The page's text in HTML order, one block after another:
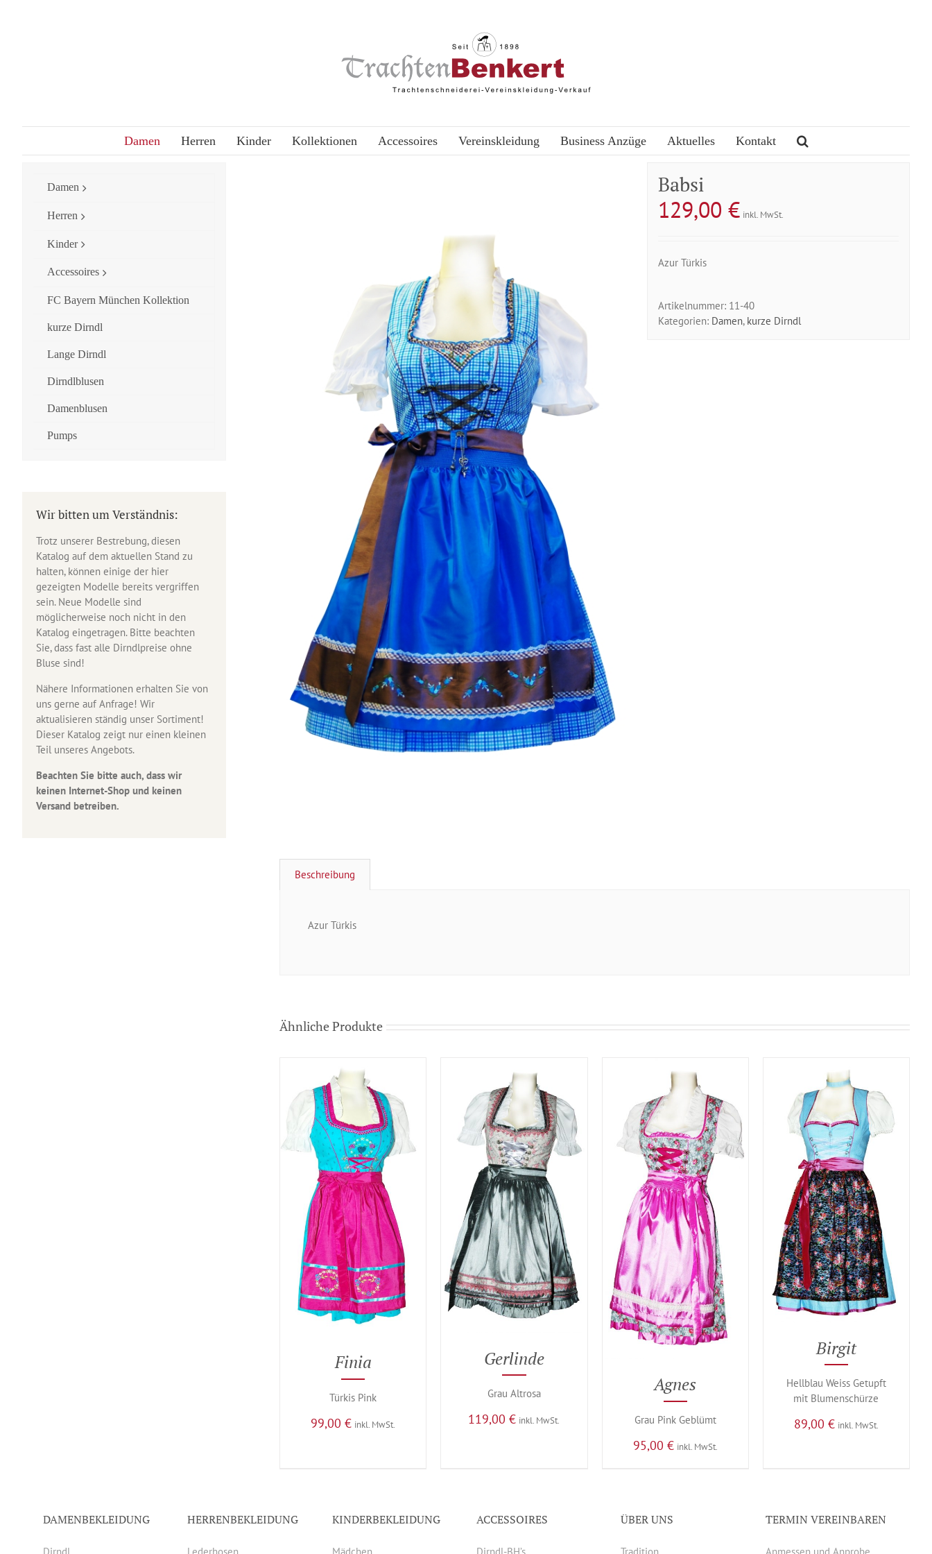
Damen Herren Kinder Kollektionen Accessoires Vereinskleidung Business Anzüge Aktuelles Kontakt
Babsi
129,00€ inkl. MwSt.
Azur Türkis
Artikelnummer: 11-40
Kategorien: Damen, kurze Dirndl
Beschreibung
Azur Türkis
Ähnliche Produkte
Finia
Türkis Pink
99,00€ inkl. MwSt.
Gerlinde
Grau Altrosa
119,00€ inkl. MwSt.
Agnes
Grau Pink Geblümt
95,00 € inkl. MwSt.
Birgit
Hellblau Weiss Getupft
mit Blumenschürze
89,00 € inkl. MwSt.
Damen
Herren
Kinder
Accessoires
FC Bayern München Kollektion
kurze Dirndl
Lange Dirndl
Dirndlblusen
Damenblusen
Pumps
Wir bitten um Verständnis:
Trotz unserer Bestrebung, diesen
Katalog auf dem aktuellen Stand zu
halten, können einige der hier
gezeigten Modelle bereits vergriffen
sein. Neue Modelle sind
möglicherweise noch nicht in den
Katalog eingetragen. Bitte beachten
Sie, dass fast alle Dirndlpreise ohne
Bluse sind!
Nähere Informationen erhalten Sie von
uns gerne auf Anfrage! Wir
aktualisieren ständig unser Sortiment!
Dieser Katalog zeigt nur einen kleinen
Teil unseres Angebots.
Beachten Sie bitte auch, dass wir
keinen Internet-Shop und keinen
Versand betreiben.
DAMENBEKLEIDUNG HERRENBEKLEIDUNG KINDERBEKLEIDUNG ACCESSOIRES ÜBER UNS TERMIN VEREINBAREN